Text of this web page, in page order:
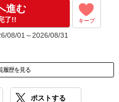
進む
了!! キープ
08/01～2026/08/31
履歴を見る
ポストする